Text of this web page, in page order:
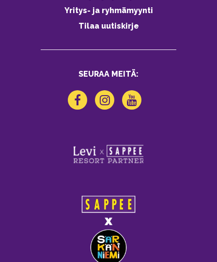
Yritys- ja ryhmämyynti
Tilaa uutiskirje
SEURAA MEITÄ: